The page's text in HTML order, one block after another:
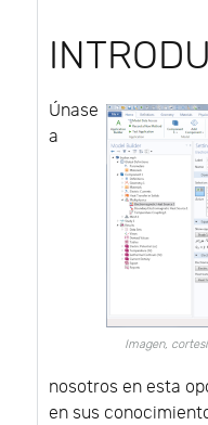
Imagen,
Únase
a
nosotros en esta
en sus